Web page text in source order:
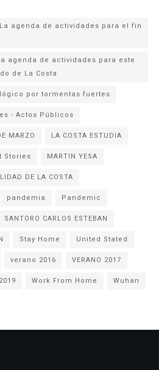
La agenda de actividades para el fin
agenda de actividades para este
de La Costa
por tormentas fuertes
- Actos Públicos
MARZO
LA COSTA ESTUDIA
Stories
MARTIN YESA
DE LA COSTA
pandemia
Pandemic
SANTORO CARLOS ESTEBAN
Stay Home
United Stated
verano 2016
VERANO 2017
Work From Home Wuhan